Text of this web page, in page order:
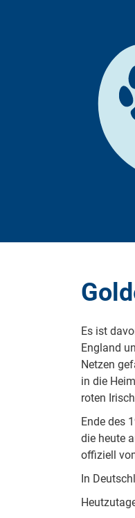
Es ist
England
Netzen
in die
roten
Ende des
die heute
offiziell
In